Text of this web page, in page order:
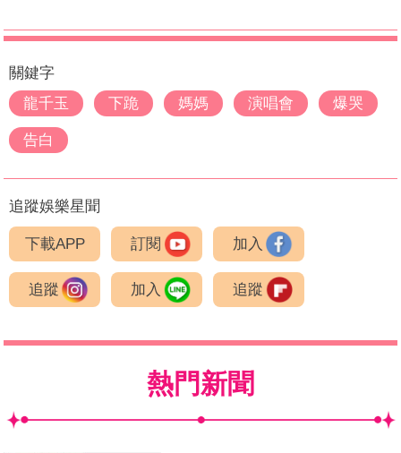
關鍵字
龍千玉
下跪 媽媽 演唱會 爆哭
告白
追蹤娛樂星聞
下載APP 訂閱 加入
追蹤 加入 追蹤
熱門新聞